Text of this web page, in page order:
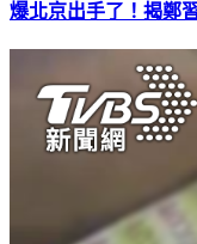
爆北京出手了！揭鄭